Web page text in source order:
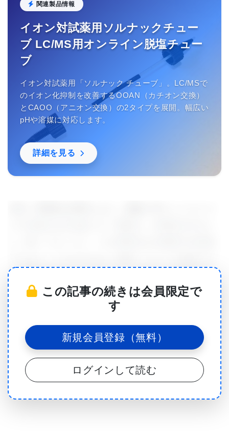
関連製品情報
イオン対試薬用ソルナックチュー
ブ LC/MS用オンライン脱塩チュー
ブ
イオン対試薬用「ソルナック チューブ」。LC/MSで
のイオン化抑制を改善するOOAN（カチオン交換）
とCAOO（アニオン交換）の2タイプを展開。幅広い
pHや溶媒に対応します。
詳細を見る
る可能性があるというのです。若返りと健康長寿の
未来を塗り替えるかもしれない、最新のライフサイ
エンス研究の成果を詳しく紐解いていきましょう。
加齢によるホスファチジルコリン合成の低下は、自
然なミトコンドリア老化の可逆的な引き金である
ミトコンドリアの機能不全は老化の主要な特徴であ
この記事の続きは会員限定で
す
新規会員登録（無料）
ログインして読む